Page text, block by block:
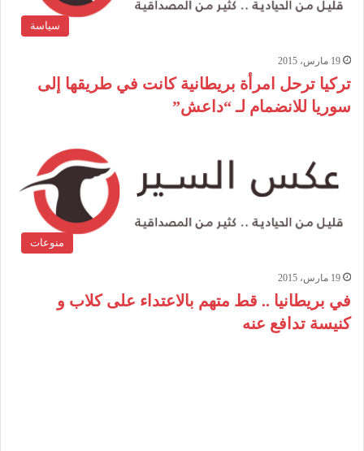
سياسة
19 مارس، 2015
تركيا ترحل امرأة بريطانية كانت في طريقها إلى
سوريا للانضمام لـ “داعش”
منوعات
19 مارس، 2015
في بريطانيا .. قط متهم بالاعتداء على كلاب و
كنيسة تدافع عنه